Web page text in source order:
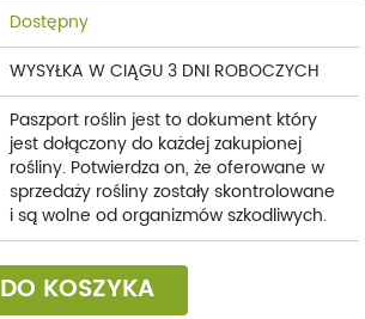
Dostępny
WYSYŁKA W CIĄGU 3 DNI ROBOCZYCH
Paszport roślin jest to dokument który
jest dołączony do każdej zakupionej
rośliny. Potwierdza on, że oferowane w
sprzedaży rośliny zostały skontrolowane
i są wolne od organizmów szkodliwych.
DO KOSZYKA